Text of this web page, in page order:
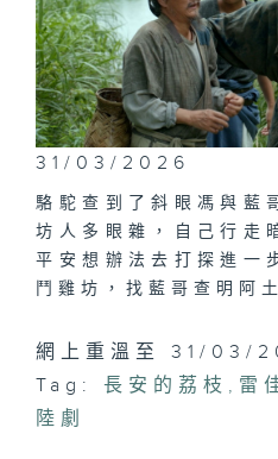
31/03/2026
駱駝查到了斜眼馮與藍
坊人多眼雜，自己行走
平安想辦法去打探進一
鬥雞坊，找藍哥查明阿
網上重溫至 31/03/
Tag:
長安的荔枝 , 雷
陸劇